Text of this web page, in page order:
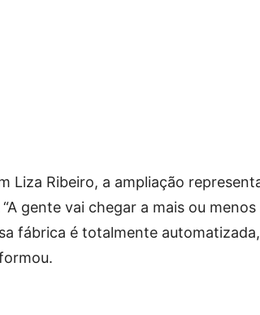
Liza Ribeiro, a ampliação
gente vai chegar a mais ou
fábrica é totalmente